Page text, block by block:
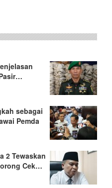
sebagai
Pemda
2 Tewaskan
Cek…